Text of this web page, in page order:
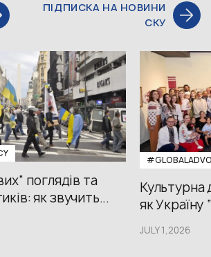
ПІДПИСКА НА НОВИНИ
СКУ
поглядів та
як звучить...
Культурна
як
JULY 1,2026